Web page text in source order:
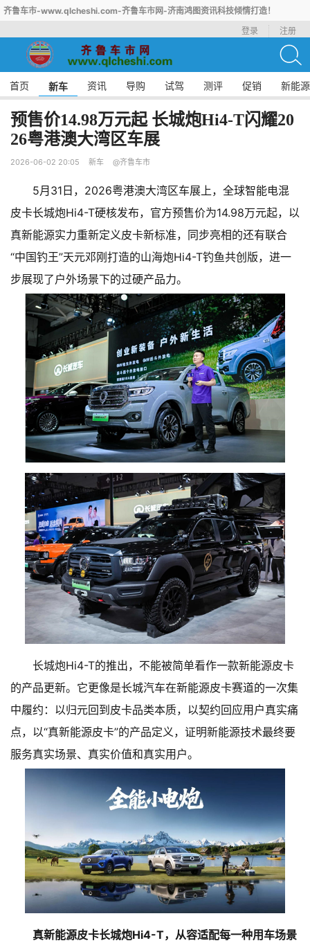
齐鲁车市-www.qlcheshi.com-齐鲁车市网-济南鸿图资讯科技倾情打造！
登录
注册
首页 新车 资讯 导购 试驾 测评 促销 新能源
预售价14.98万元起 长城炮Hi4-T闪耀20
26粤港澳大湾区车展
2026-06-02 20:05 新车 @齐鲁车市
5月31日，2026粤港澳大湾区车展上，全球智能电混
皮卡长城炮Hi4-T硬核发布，官方预售价为14.98万元起，以
真新能源实力重新定义皮卡新标准，同步亮相的还有联合
“中国钓王”天元邓刚打造的山海炮Hi4-T钓鱼共创版，进一
步展现了户外场景下的过硬产品力。
长城炮Hi4-T的推出，不能被简单看作一款新能源皮卡
的产品更新。它更像是长城汽车在新能源皮卡赛道的一次集
中履约：以归元回到皮卡品类本质，以契约回应用户真实痛
点，以“真新能源皮卡”的产品定义，证明新能源技术最终要
服务真实场景、真实价值和真实用户。
真新能源皮卡长城炮Hi4-T，从容适配每一种用车场景